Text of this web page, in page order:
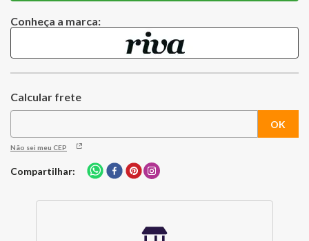
Conheça a marca:
Não sei meu CEP
Compartilhar